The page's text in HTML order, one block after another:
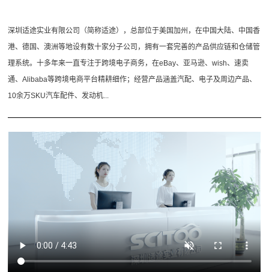
深圳适途实业有限公司（简称适途），总部位于美国加州，在中国大陆、中国香
港、德国、澳洲等地设有数十家分子公司，拥有一套完善的产品供应链和仓储管
理系统。十多年来一直专注于跨境电子商务，在eBay、亚马逊、wish、速卖
通、Alibaba等跨境电商平台精耕细作；经营产品涵盖汽配、电子及周边产品、
10余万SKU汽车配件、发动机...